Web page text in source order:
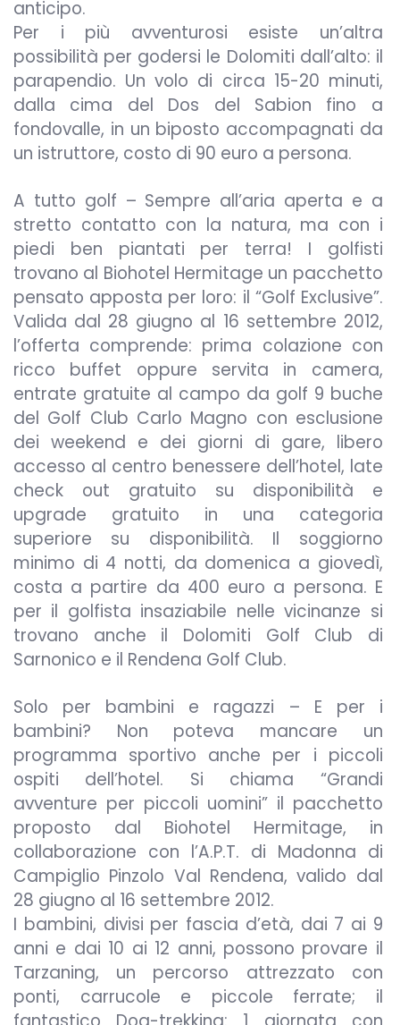
anticipo.
Per i più avventurosi esiste un’altra
possibilità per godersi le Dolomiti dall’alto: il
parapendio. Un volo di circa 15-20 minuti,
dalla cima del Dos del Sabion fino a
fondovalle, in un biposto accompagnati da
un istruttore, costo di 90 euro a persona.
A tutto golf – Sempre all’aria aperta e a
stretto contatto con la natura, ma con i
piedi ben piantati per terra! I golfisti
trovano al Biohotel Hermitage un pacchetto
pensato apposta per loro: il “Golf Exclusive”.
Valida dal 28 giugno al 16 settembre 2012,
l’offerta comprende: prima colazione con
ricco buffet oppure servita in camera,
entrate gratuite al campo da golf 9 buche
del Golf Club Carlo Magno con esclusione
dei weekend e dei giorni di gare, libero
accesso al centro benessere dell’hotel, late
check out gratuito su disponibilità e
upgrade gratuito in una categoria
superiore su disponibilità. Il soggiorno
minimo di 4 notti, da domenica a giovedì,
costa a partire da 400 euro a persona. E
per il golfista insaziabile nelle vicinanze si
trovano anche il Dolomiti Golf Club di
Sarnonico e il Rendena Golf Club.
Solo per bambini e ragazzi – E per i
bambini? Non poteva mancare un
programma sportivo anche per i piccoli
ospiti dell’hotel. Si chiama “Grandi
avventure per piccoli uomini” il pacchetto
proposto dal Biohotel Hermitage, in
collaborazione con l’A.P.T. di Madonna di
Campiglio Pinzolo Val Rendena, valido dal
28 giugno al 16 settembre 2012.
I bambini, divisi per fascia d’età, dai 7 ai 9
anni e dai 10 ai 12 anni, possono provare il
Tarzaning, un percorso attrezzato con
ponti, carrucole e piccole ferrate; il